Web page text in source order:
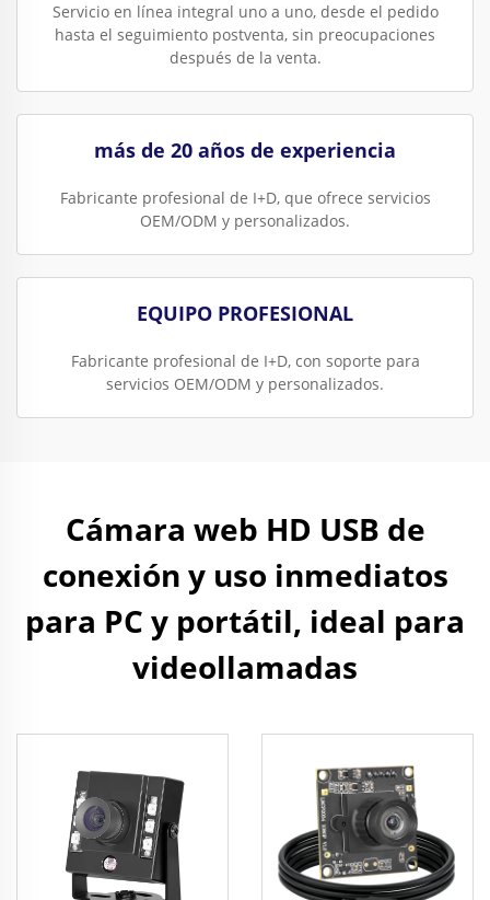
Servicio en línea integral uno a uno, desde el pedido
hasta el seguimiento postventa, sin preocupaciones
después de la venta.
más de 20 años de experiencia
Fabricante profesional de I+D, que ofrece servicios
OEM/ODM y personalizados.
EQUIPO PROFESIONAL
Fabricante profesional de I+D, con soporte para
servicios OEM/ODM y personalizados.
Cámara web HD USB de
conexión y uso inmediatos
para PC y portátil, ideal para
videollamadas